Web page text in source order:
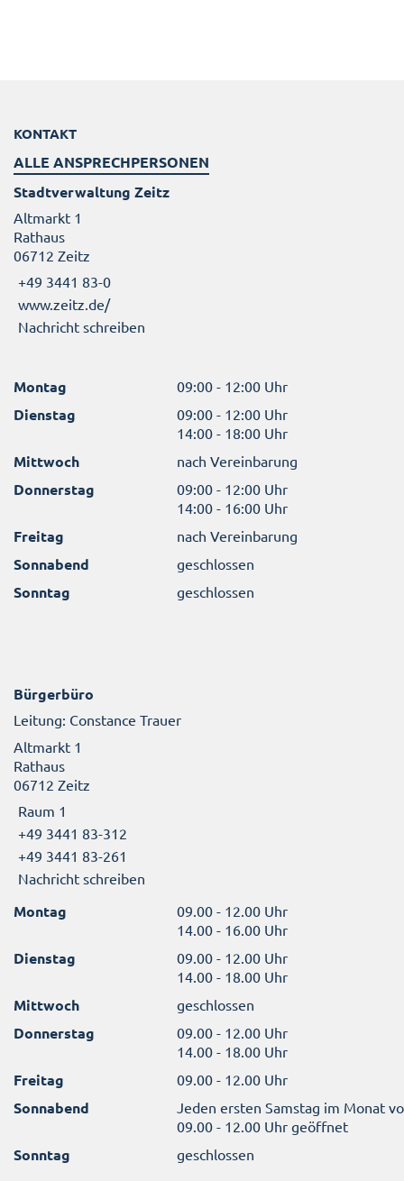
KONTAKT
ALLE ANSPRECHPERSONEN
Stadtverwaltung Zeitz
Altmarkt 1
Rathaus
06712 Zeitz
+49 3441 83-0
www.zeitz.de/
Nachricht schreiben
Montag 09:00 - 12:00 Uhr
Dienstag
09:00 - 12:00 Uhr
14:00 - 18:00 Uhr
Mittwoch nach Vereinbarung
Donnerstag
09:00 - 12:00 Uhr
14:00 - 16:00 Uhr
Freitag nach Vereinbarung
Sonnabend geschlossen
Sonntag geschlossen
Bürgerbüro
Leitung: Constance Trauer
Altmarkt 1
Rathaus
06712 Zeitz
Raum 1
+49 3441 83-312
+49 3441 83-261
Nachricht schreiben
Montag
09.00 - 12.00 Uhr
14.00 - 16.00 Uhr
Dienstag
09.00 - 12.00 Uhr
14.00 - 18.00 Uhr
Mittwoch geschlossen
Donnerstag
09.00 - 12.00 Uhr
14.00 - 18.00 Uhr
Freitag 09.00 - 12.00 Uhr
Sonnabend
Jeden ersten Samstag im Monat
09.00 - 12.00 Uhr geöffnet
Sonntag geschlossen